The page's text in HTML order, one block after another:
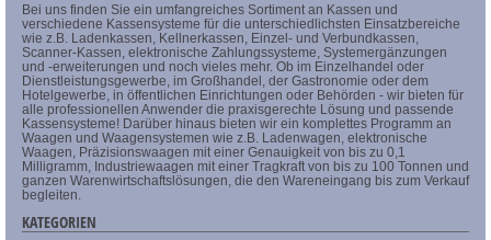
Bei uns finden Sie ein umfangreiches Sortiment an Kassen und
verschiedene Kassensysteme für die unterschiedlichsten Einsatzbereiche
wie z.B. Ladenkassen, Kellnerkassen, Einzel- und Verbundkassen,
Scanner-Kassen, elektronische Zahlungssysteme, Systemergänzungen
und -erweiterungen und noch vieles mehr. Ob im Einzelhandel oder
Dienstleistungsgewerbe, im Großhandel, der Gastronomie oder dem
Hotelgewerbe, in öffentlichen Einrichtungen oder Behörden - wir bieten für
alle professionellen Anwender die praxisgerechte Lösung und passende
Kassensysteme! Darüber hinaus bieten wir ein komplettes Programm an
Waagen und Waagensystemen wie z.B. Ladenwagen, elektronische
Waagen, Präzisionswaagen mit einer Genauigkeit von bis zu 0,1
Milligramm, Industriewaagen mit einer Tragkraft von bis zu 100 Tonnen und
ganzen Warenwirtschaftslösungen, die den Wareneingang bis zum Verkauf
begleiten.
KATEGORIEN